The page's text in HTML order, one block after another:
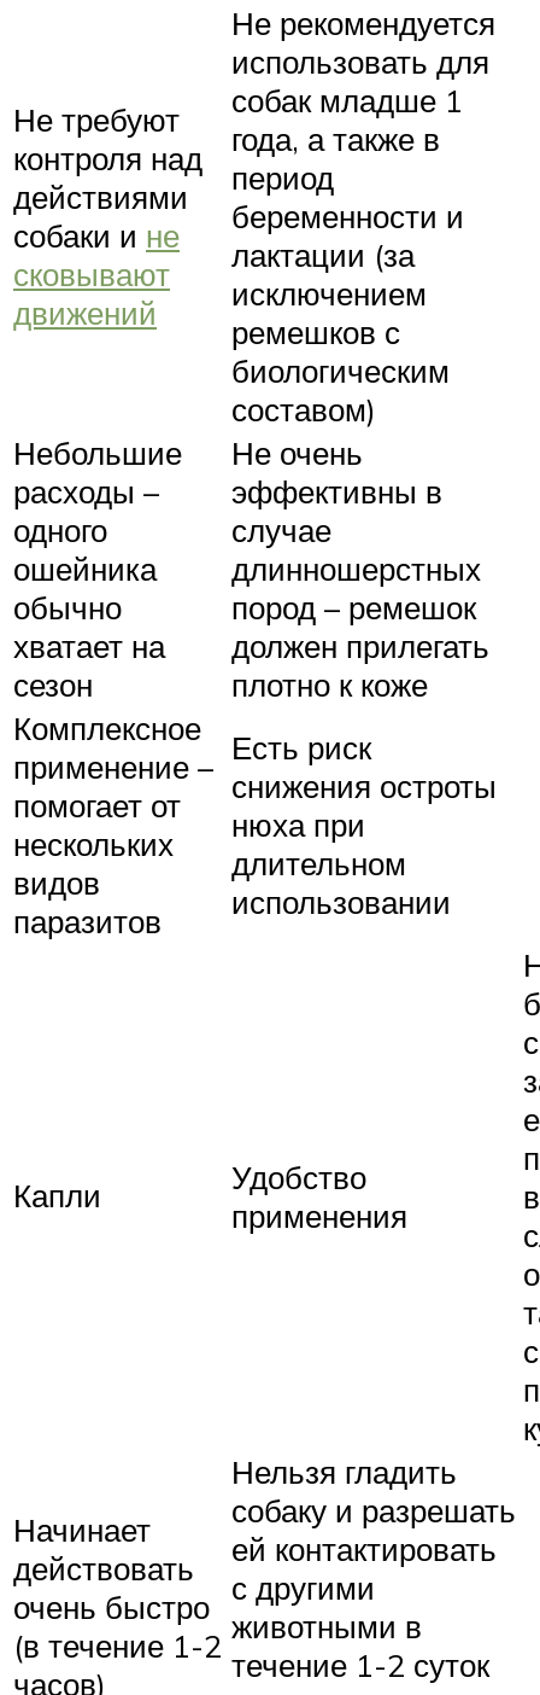
Не требуют
контроля над
действиями
собаки и не
сковывают
движений
Не рекомендуется
использовать для
собак младше 1
года, а также в
период
беременности и
лактации (за
исключением
ремешков с
биологическим
составом)
Небольшие
расходы –
одного
ошейника
обычно
хватает на
сезон
Не очень
эффективны в
случае
длинношерстных
пород – ремешок
должен прилегать
плотно к коже
Комплексное
применение –
помогает от
нескольких
видов
паразитов
Есть риск
снижения остроты
нюха при
длительном
использовании
Капли
Удобство
применения
Начинает
действовать
очень быстро
(в течение 1-2
часов)
Нельзя гладить
собаку и разрешать
ей контактировать
с другими
животными в
течение 1-2 суток